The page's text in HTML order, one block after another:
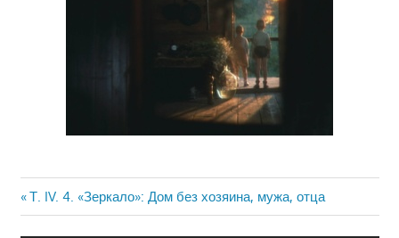
Навигация
Previous
Post:
Т. IV. 4. «Зеркало»: Дом без хозяина, мужа, отца